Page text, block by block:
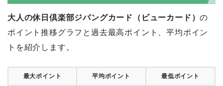
大人の休日倶楽部ジパングカード（ビューカード）の
ポイント推移グラフと過去最高ポイント、平均ポイン
トを紹介します。
最大ポイント 平均ポイント 最低ポイント